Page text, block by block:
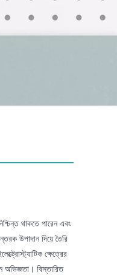
থাকতে পারেন এবং
উপাদান দিয়ে তৈরি
ক্ষেত্রের
অভিজ্ঞতা। বিস্তারিত